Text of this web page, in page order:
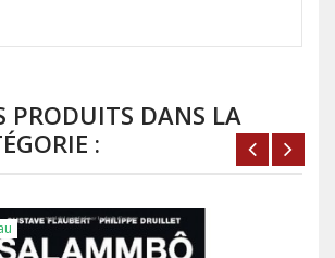
PRODUITS DANS LA
: